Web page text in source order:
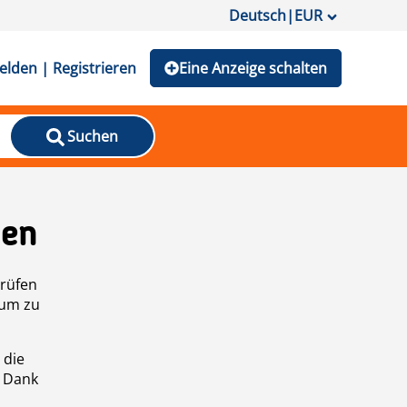
Deutsch|EUR
| Registrieren Eine Anzeige schalten
Suchen
zu
die